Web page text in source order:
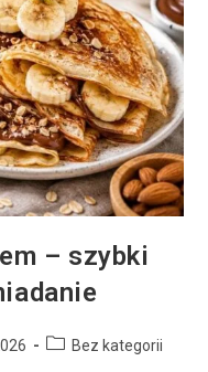
– szybki
Bez kategorii